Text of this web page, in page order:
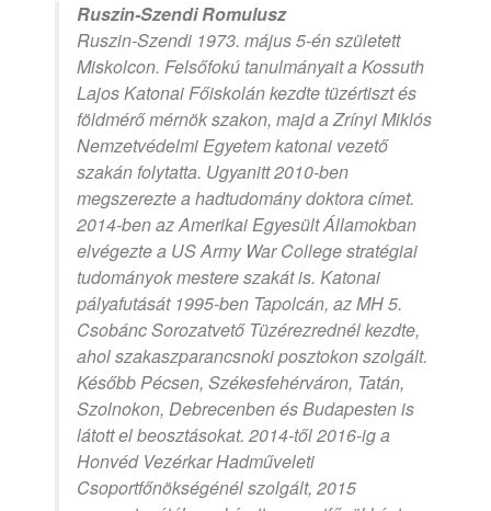
Ruszin-Szendi Romulusz
Ruszin-Szendi 1973. május 5-én született
Miskolcon. Felsőfokú tanulmányait a Kossuth
Lajos Katonai Főiskolán kezdte tüzértiszt és
földmérő mérnök szakon, majd a Zrínyi Miklós
Nemzetvédelmi Egyetem katonai vezető
szakán folytatta. Ugyanitt 2010-ben
megszerezte a hadtudomány doktora címet.
2014-ben az Amerikai Egyesült Államokban
elvégezte a US Army War College stratégiai
tudományok mestere szakát is. Katonai
pályafutását 1995-ben Tapolcán, az MH 5.
Csobánc Sorozatvető Tüzérezrednél kezdte,
ahol szakaszparancsnoki posztokon szolgált.
Később Pécsen, Székesfehérváron, Tatán,
Szolnokon, Debrecenben és Budapesten is
látott el beosztásokat. 2014-től 2016-ig a
Honvéd Vezérkar Hadműveleti
Csoportfőnökségénél szolgált, 2015